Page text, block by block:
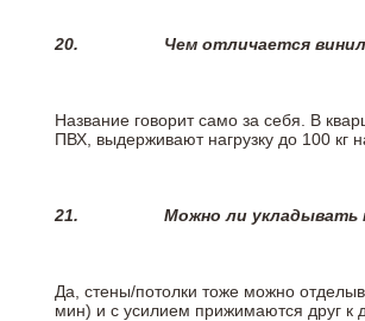
20. Чем отличается
Название говорит само за себя. В
ПВХ, выдерживают нагрузку до 100 кг
21. Можно ли укладывать
Да, стены/потолки тоже можно
мин) и с усилием прижимаются друг к